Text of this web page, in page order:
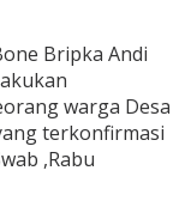
Bripka Andi
warga Desa
terkonfirmasi
,Rabu